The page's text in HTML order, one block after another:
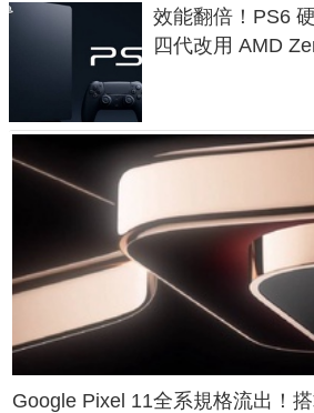
效能翻倍！PS6
四代改用 AMD
Google Pixel 11全系規格流出！